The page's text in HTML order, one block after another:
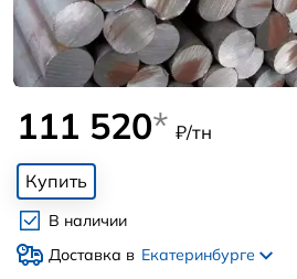
111 520* ₽/тн
Купить
В наличии
Доставка в Екатеринбурге